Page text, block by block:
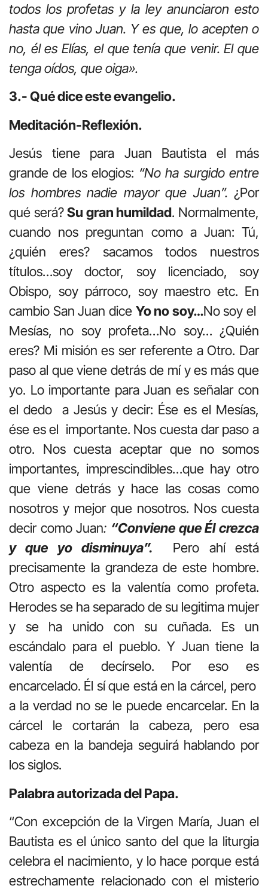
todos los profetas y la ley anunciaron esto
hasta que vino Juan. Y es que, lo acepten o
no, él es Elías, el que tenía que venir. El que
tenga oídos, que oiga».
3.- Qué dice este evangelio.
Meditación-Reflexión.
Jesús tiene para Juan Bautista el más
grande de los elogios: “No ha surgido entre
los hombres nadie mayor que Juan”. ¿Por
qué será?Su gran humildad. Normalmente,
cuando nos preguntan como a Juan: Tú,
¿quién eres? sacamos todos nuestros
títulos…soy doctor, soy licenciado, soy
Obispo, soy párroco, soy maestro etc. En
cambio San Juan dice Yo no soy…No soy el
Mesías, no soy profeta…No soy… ¿Quién
eres? Mi misión es ser referente a Otro. Dar
paso al que viene detrás de mí y es más que
yo. Lo importante para Juan es señalar con
el dedo a Jesús y decir: Ése es el Mesías,
ése es el importante. Nos cuesta dar paso a
otro. Nos cuesta aceptar que no somos
importantes, imprescindibles…que hay otro
que viene detrás y hace las cosas como
nosotros y mejor que nosotros. Nos cuesta
decir como Juan: “Conviene que Él crezca
y que yo disminuya”. Pero ahí está
precisamente la grandeza de este hombre.
Otro aspecto es la valentía como profeta.
Herodes se ha separado de su legitima mujer
y se ha unido con su cuñada. Es un
escándalo para el pueblo. Y Juan tiene la
valentía de decírselo. Por eso es
encarcelado. Él sí que está en la cárcel, pero
a la verdad no se le puede encarcelar. En la
cárcel le cortarán la cabeza, pero esa
cabeza en la bandeja seguirá hablando por
los siglos.
Palabra autorizada del Papa.
“Con excepción de la Virgen María, Juan el
Bautista es el único santo del que la liturgia
celebra el nacimiento, y lo hace porque está
estrechamente relacionado con el misterio